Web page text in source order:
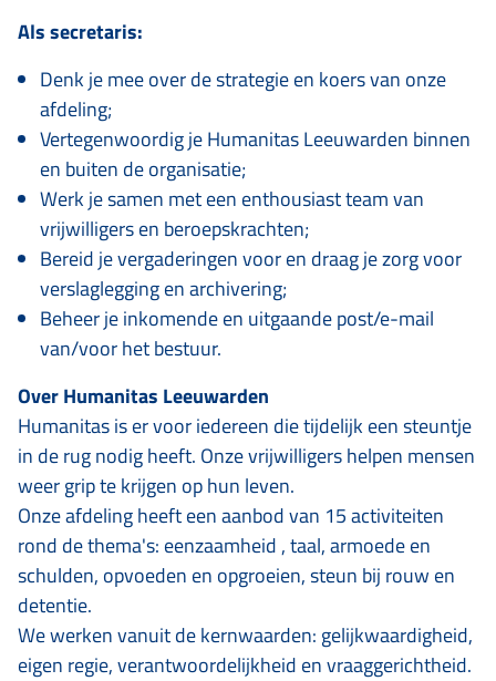
Als secretaris:
Denk je mee over de strategie en koers van onze
afdeling;
Vertegenwoordig je Humanitas Leeuwarden binnen
en buiten de organisatie;
Werk je samen met een enthousiast team van
vrijwilligers en beroepskrachten;
Bereid je vergaderingen voor en draag je zorg voor
verslaglegging en archivering;
Beheer je inkomende en uitgaande post/e-mail
van/voor het bestuur.
Over Humanitas Leeuwarden
Humanitas is er voor iedereen die tijdelijk een steuntje
in de rug nodig heeft. Onze vrijwilligers helpen mensen
weer grip te krijgen op hun leven.
Onze afdeling heeft een aanbod van 15 activiteiten
rond de thema's: eenzaamheid , taal, armoede en
schulden, opvoeden en opgroeien, steun bij rouw en
detentie.
We werken vanuit de kernwaarden: gelijkwaardigheid,
eigen regie, verantwoordelijkheid en vraaggerichtheid.